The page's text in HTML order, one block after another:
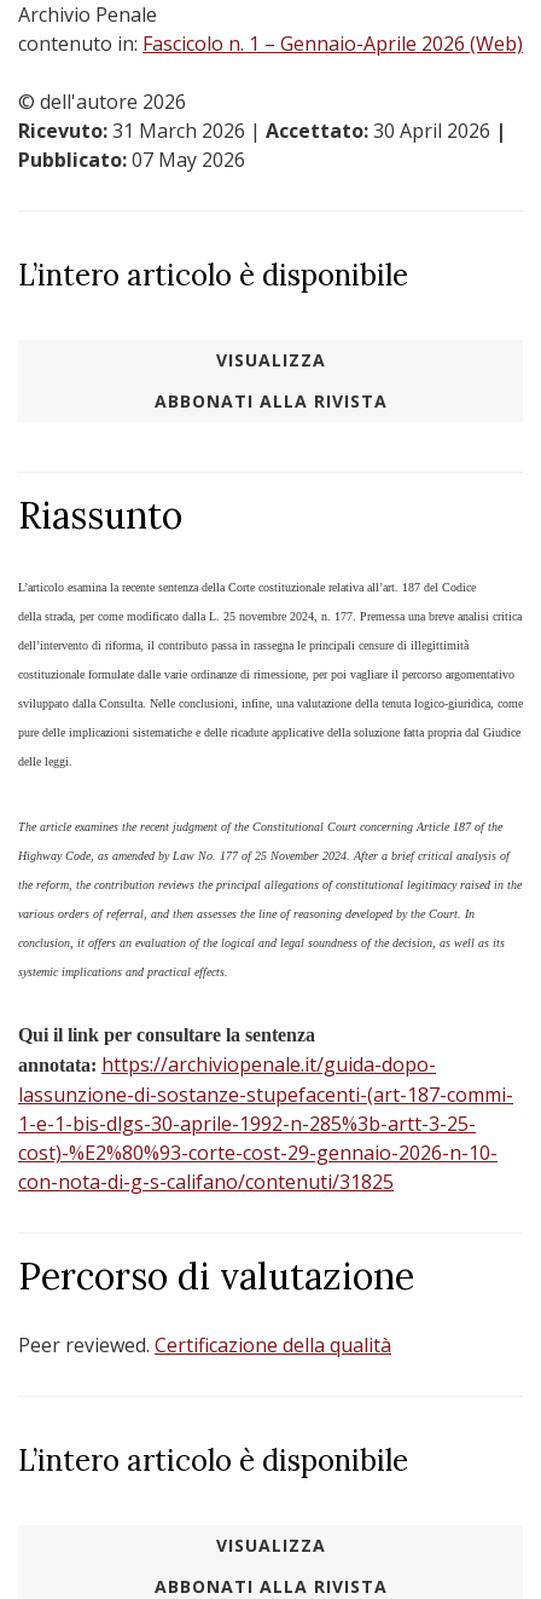
Archivio Penale
contenuto in: Fascicolo n. 1 – Gennaio-Aprile 2026 (Web)
© dell'autore 2026
Ricevuto:31 March 2026 | Accettato:30 April 2026 |
Pubblicato:07 May 2026
L’intero articolo è disponibile
VISUALIZZA
ABBONATI ALLA RIVISTA
Riassunto
​L’articolo esamina la recente sentenza della Corte costituzionale relativa all’art. 187 del Codice
della strada, per come modificato dalla L. 25 novembre 2024, n. 177. Premessa una breve analisi critica
dell’intervento di riforma, il contributo passa in rassegna le principali censure di illegittimità
costituzionale formulate dalle varie ordinanze di rimessione, per poi vagliare il percorso argomentativo
sviluppato dalla Consulta. Nelle conclusioni, infine, una valutazione della tenuta logico-giuridica, come
pure delle implicazioni sistematiche e delle ricadute applicative della soluzione fatta propria dal Giudice
delle leggi.
The article examines the recent judgment of the Constitutional Court concerning Article 187 of the
Highway Code, as amended by Law No. 177 of 25 November 2024. After a brief critical analysis of
the reform, the contribution reviews the principal allegations of constitutional legitimacy raised in the
various orders of referral, and then assesses the line of reasoning developed by the Court. In
conclusion, it offers an evaluation of the logical and legal soundness of the decision, as well as its
systemic implications and practical effects.
Qui il link per consultare la sentenza
annotata: https://archiviopenale.it/guida-dopo-
lassunzione-di-sostanze-stupefacenti-(art-187-commi-
1-e-1-bis-dlgs-30-aprile-1992-n-285%3b-artt-3-25-
cost)-%E2%80%93-corte-cost-29-gennaio-2026-n-10-
con-nota-di-g-s-califano/contenuti/31825
Percorso di valutazione
Peer reviewed. Certificazione della qualità
L’intero articolo è disponibile
VISUALIZZA
ABBONATI ALLA RIVISTA